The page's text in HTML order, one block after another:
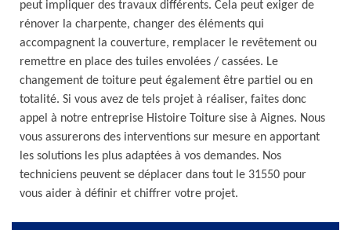
peut impliquer des travaux différents. Cela peut exiger de
rénover la charpente, changer des éléments qui
accompagnent la couverture, remplacer le revêtement ou
remettre en place des tuiles envolées / cassées. Le
changement de toiture peut également être partiel ou en
totalité. Si vous avez de tels projet à réaliser, faites donc
appel à notre entreprise Histoire Toiture sise à Aignes. Nous
vous assurerons des interventions sur mesure en apportant
les solutions les plus adaptées à vos demandes. Nos
techniciens peuvent se déplacer dans tout le 31550 pour
vous aider à définir et chiffrer votre projet.